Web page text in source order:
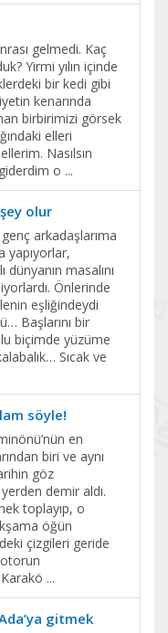
gelmedi. Kaç
Yirmi yılın içinde
bir kedi gibi
kenarında
birbirimizi görsek
elleri
Nasılsın
o ...
olur
genç arkadaşlarıma
yapıyorlar,
dünyanın masalını
Önlerinde
eşliğindeydi
Başlarını bir
biçimde yüzüme
Sıcak ve
söyle!
en
biri ve aynı
göz
yerden demir aldı.
toplayıp, o
öğün
çizgileri geride
...
gitmek